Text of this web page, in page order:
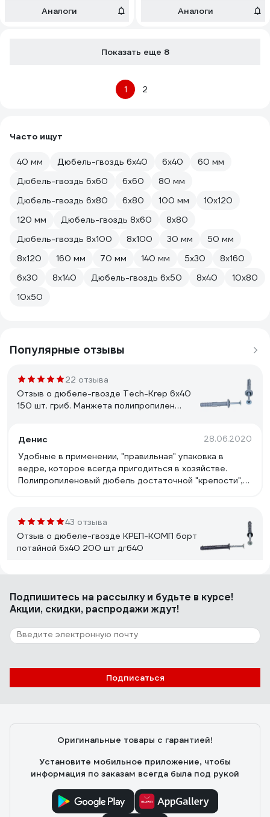
Аналоги
Аналоги
Показать еще 8
1 2
Часто ищут
40 мм Дюбель-гвоздь 6х40 6х40
60 мм
Дюбель-гвоздь 6х60
6х60
80 мм
Дюбель-гвоздь 6х80
6х80 100 мм
10х120
120 мм
Дюбель-гвоздь 8х60
8х80
Дюбель-гвоздь 8х100
8х100 30 мм
50 мм
8х120
160 мм 70 мм 140 мм 5х30
8х160
6х30
8х140 Дюбель-гвоздь 6х50 8х40
10х80
10х50
Популярные отзывы
22 отзыва
Отзыв о дюбеле-гвозде Tech-Krep 6х40
150 шт. гриб. Манжета полипропилен
Денис
28.06.2020
Удобные в применении, "правильная" упаковка в
ведре, которое всегда пригодиться в хозяйстве.
Полипропиленовый дюбель достаточной "крепости",
43 отзыва
Отзыв о дюбеле-гвозде КРЕП-КОМП борт
потайной 6х40 200 шт дг640
Цена
12 отзывов
DUOTEC 10 S (25 шт.) PH 539025
вкручивания самореза, иначе дюбель может
Подпишитесь на рассылкуи будьте в курсе!
Акции, скидки, распродажи ждут!
Подписаться
Оригинальные товары с гарантией!
Установите мобильное приложение, чтобы
информация по заказам всегда была под рукой